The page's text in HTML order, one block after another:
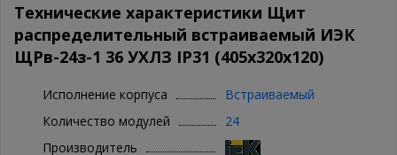
Технические характеристики Щит
распределительный встраиваемый ИЭК
ЩРв-24з-1 36 УХЛЗ IP31 (405х320х120)
Исполнение корпуса
Встраиваемый
Количество модулей
24
Производитель